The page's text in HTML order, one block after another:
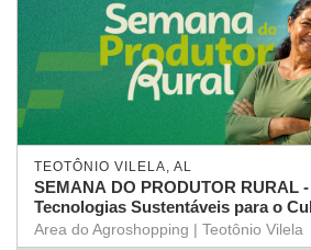
TEOTÔNIO VILELA, AL
SEMANA DO PRODUTOR RURAL
Tecnologias Sustentáveis para o
Teotônio Vilela
Area do Agroshopping | Teotônio Vilela